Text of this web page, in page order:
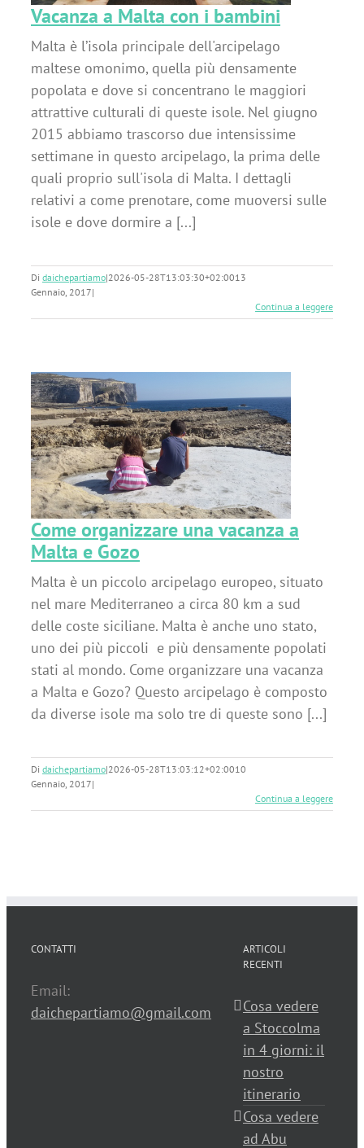
Vacanza a Malta con i bambini
Malta è l’isola principale dell'arcipelago
maltese omonimo, quella più densamente
popolata e dove si concentrano le maggiori
attrattive culturali di queste isole. Nel giugno
2015 abbiamo trascorso due intensissime
settimane in questo arcipelago, la prima delle
quali proprio sull'isola di Malta. I dettagli
relativi a come prenotare, come muoversi sulle
isole e dove dormire a [...]
Di daichepartiamo|2026-05-28T13:03:30+02:0013
Gennaio, 2017|
Continua a leggere
Come organizzare una vacanza a
Malta e Gozo
Malta è un piccolo arcipelago europeo, situato
nel mare Mediterraneo a circa 80 km a sud
delle coste siciliane. Malta è anche uno stato,
uno dei più piccoli e più densamente popolati
stati al mondo. Come organizzare una vacanza
a Malta e Gozo? Questo arcipelago è composto
da diverse isole ma solo tre di queste sono [...]
Di daichepartiamo|2026-05-28T13:03:12+02:0010
Gennaio, 2017|
Continua a leggere
CONTATTI
Email:
daichepartiamo@gmail.com
ARTICOLI
RECENTI
Cosa vedere
a Stoccolma
in 4 giorni: il
nostro
itinerario
Cosa vedere
ad Abu